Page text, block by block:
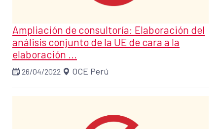
Ampliación de consultoría: Elaboración del
análisis conjunto de la UE de cara a la
elaboración ...
26/04/2022 OCE Perú